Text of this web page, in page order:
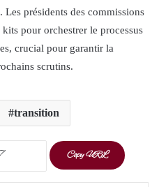
présidents des commissions
pour orchestrer le processus
crucial pour garantir la
scrutins.
transition
Copy URL